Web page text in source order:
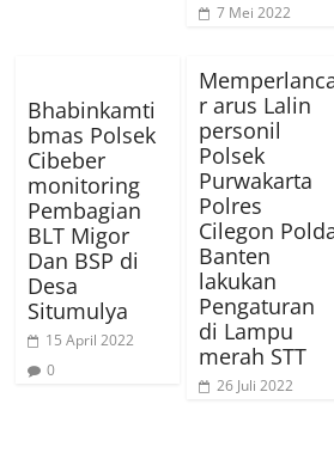
7 Mei 2022
Bhabinkamti
bmas Polsek
Cibeber
monitoring
Pembagian
BLT Migor
Dan BSP di
Desa
Situmulya
15 April 2022
0
r arus Lalin
personil
Polsek
Purwakarta
Polres
Cilegon
Banten
lakukan
Pengaturan
di Lampu
merah STT
26 Juli 2022